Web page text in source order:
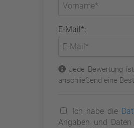
E-Mail*:
Jede Bewertung
anschließend eine
Ich habe die
Angaben und